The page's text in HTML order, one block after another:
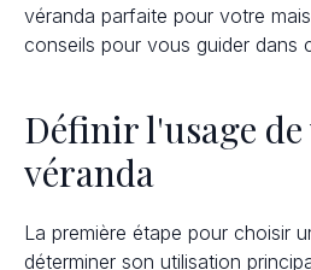
véranda parfaite pour votre
conseils pour vous guider dans
Définir l'usage
véranda
La première étape pour choisir
déterminer son utilisation